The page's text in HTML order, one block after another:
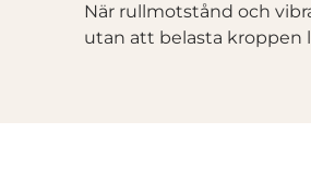
När rullmotstånd och
utan att belasta kroppen